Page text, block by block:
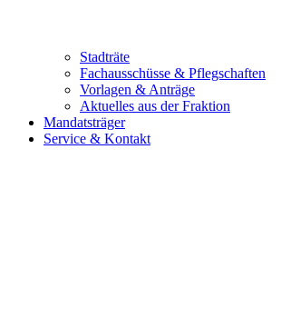
Stadträte
Fachausschüsse & Pflegschaften
Vorlagen & Anträge
Aktuelles aus der Fraktion
Mandatsträger
Service & Kontakt